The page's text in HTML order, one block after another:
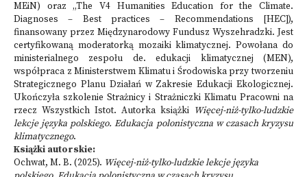
MEiN) oraz „The V4 Humanities Education for the Climate.
Diagnoses – Best practices – Recommendations [HEC]),
finansowany przez Międzynarodowy Fundusz Wyszehradzki. Jest
certyfikowaną moderatorką mozaiki klimatycznej. Powołana do
ministerialnego zespołu de. edukacji klimatycznej (MEN),
współpraca z Ministerstwem Klimatu i Środowiska przy tworzeniu
Strategicznego Planu Działań w Zakresie Edukacji Ekologicznej.
Ukończyła szkolenie Strażnicy i Strażniczki Klimatu Pracowni na
rzecz Wszystkich Istot. Autorka książki Więcej-niż-tylko-ludzkie
lekcje języka polskiego. Edukacja polonistyczna w czasach kryzysu
klimatycznego.
Książki autorskie:
Ochwat, M. B. (2025). Więcej-niż-tylko-ludzkie lekcje języka